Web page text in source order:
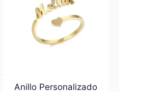
Anillo Personalizado